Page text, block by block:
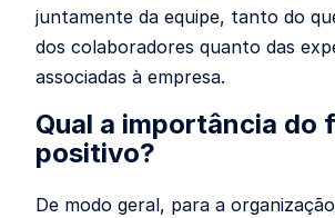
juntamente da equipe, tanto do
dos colaboradores quanto das
associadas à empresa.
Qual a importância do
positivo?
De modo geral, para a